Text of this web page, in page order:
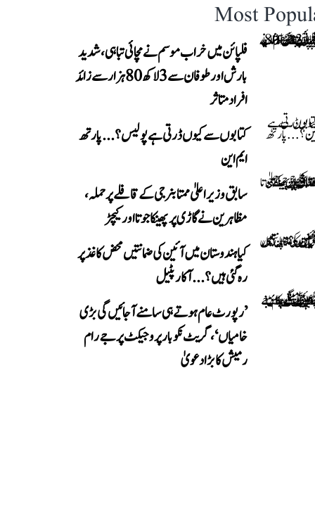
Most
فلپائن میں خراب موسم نے مچائی تباہی، شدید
بارش اور طوفان سے 3 لاکھ 80 ہزار سے زائد
افراد متاثر
کتابوں سے کیوں ڈرتی ہے پولیس؟...پارتھ
ایم این
سابق وزیر اعلیٰ ممتا بنرجی کے قافلے پر حملہ،
مظاہرین نے گاڑی پر پھینکا جوتا اور کیچڑ
کیا ہندوستان میں آئین کی ضمانتیں محض کاغذ پر
رہ گئی ہیں؟...آکار پٹیل
’رپورٹ عام ہوتے ہی سامنے آ جائیں گی بڑی
خامیاں‘، گریٹ نکوبار پروجیکٹ پر جے رام
رمیش کا بڑا دعویٰ